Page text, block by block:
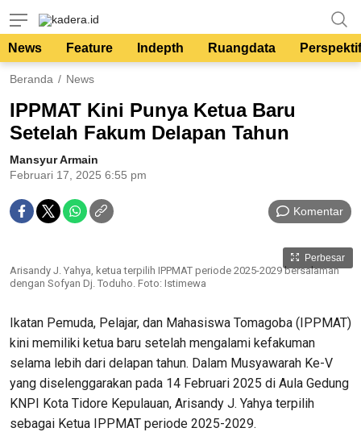
kadera.id
Tempat bertutur
News Feature Indepth Ruangdata Perspektif
Beranda News
IPPMAT Kini Punya Ketua Baru
Setelah Fakum Delapan Tahun
Mansyur Armain
Februari 17, 2025 6:55 pm
Komentar
Perbesar
Arisandy J. Yahya, ketua terpilih IPPMAT periode 2025-2029 bersalaman
dengan Sofyan Dj. Toduho. Foto: Istimewa
Ikatan Pemuda, Pelajar, dan Mahasiswa Tomagoba (IPPMAT)
kini memiliki ketua baru setelah mengalami kefakuman
selama lebih dari delapan tahun. Dalam Musyawarah Ke-V
yang diselenggarakan pada 14 Februari 2025 di Aula Gedung
KNPI Kota Tidore Kepulauan, Arisandy J. Yahya terpilih
sebagai Ketua IPPMAT periode 2025-2029.